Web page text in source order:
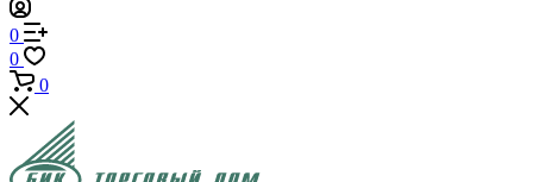
0
0
0